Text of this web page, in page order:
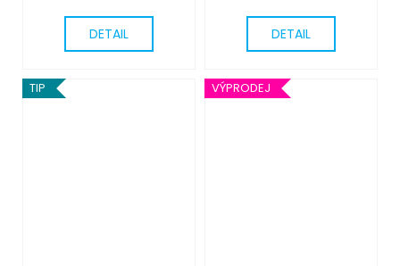
DETAIL DETAIL
TIP VÝPRODEJ